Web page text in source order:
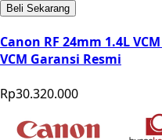
Beli Sekarang
Canon RF 24mm 1.4L
VCM Garansi Resmi
Rp30.320.000